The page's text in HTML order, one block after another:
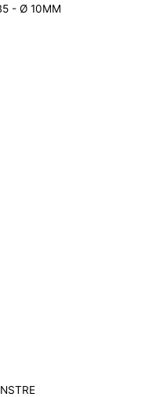
- Ø 10MM